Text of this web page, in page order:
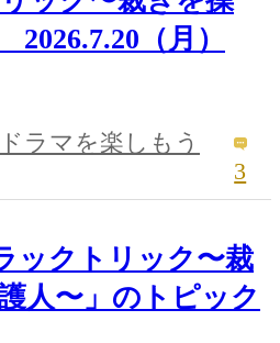
（月）
ラマを楽しもう
3
ックトリック〜裁
人〜」のトピック